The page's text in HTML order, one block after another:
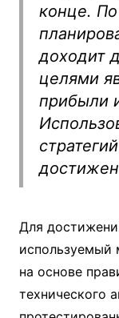
конце. По
доходит
целями
прибыли
Для
используемый
на основе
технического